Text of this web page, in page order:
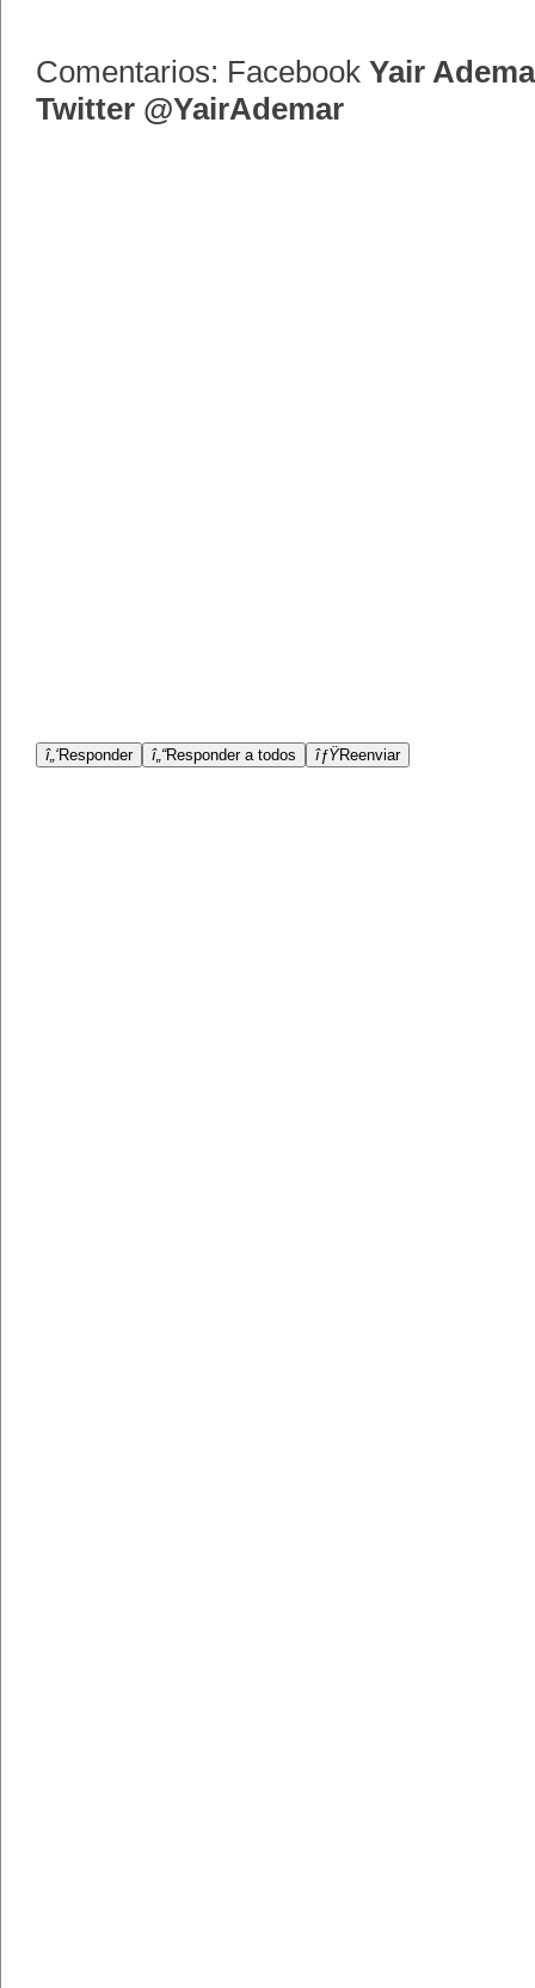
Comentarios: Facebook Yair
Twitter @YairAdemar
î„‘Responder î„“Responder a todos îƒŸReenviar